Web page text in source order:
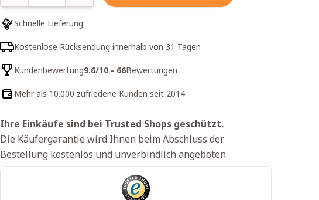
Schnelle Lieferung
Kostenlose Rücksendung innerhalb von 31 Tagen
Kundenbewertung9.6/10 - 66Bewertungen
Mehr als 10.000 zufriedene Kunden seit 2014
Ihre Einkäufe sind bei Trusted Shops geschützt.
Die Käufergarantie wird Ihnen beim Abschluss der
Bestellung kostenlos und unverbindlich angeboten.